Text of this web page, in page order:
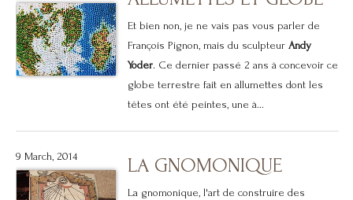
Et bien non, je ne vais pas vous parler de
François Pignon, mais du sculpteur Andy
Yoder. Ce dernier passé 2 ans à concevoir ce
globe terrestre fait en allumettes dont les
têtes ont été peintes, une à...
9 March, 2014 LA GNOMONIQUE
La gnomonique, l'art de construire des